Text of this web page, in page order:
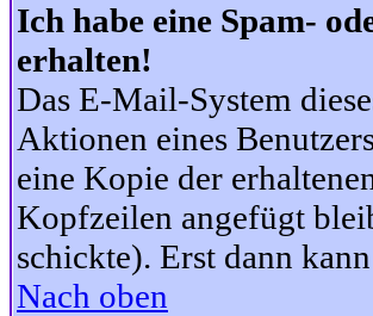
Ich habe eine Spam-
erhalten!
Das E-Mail-System
Aktionen eines
eine Kopie der
Kopfzeilen angefügt
schickte). Erst dann
Nach oben